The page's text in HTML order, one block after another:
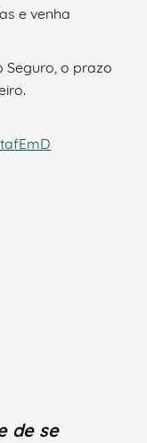
e venha
Seguro, o prazo
de se